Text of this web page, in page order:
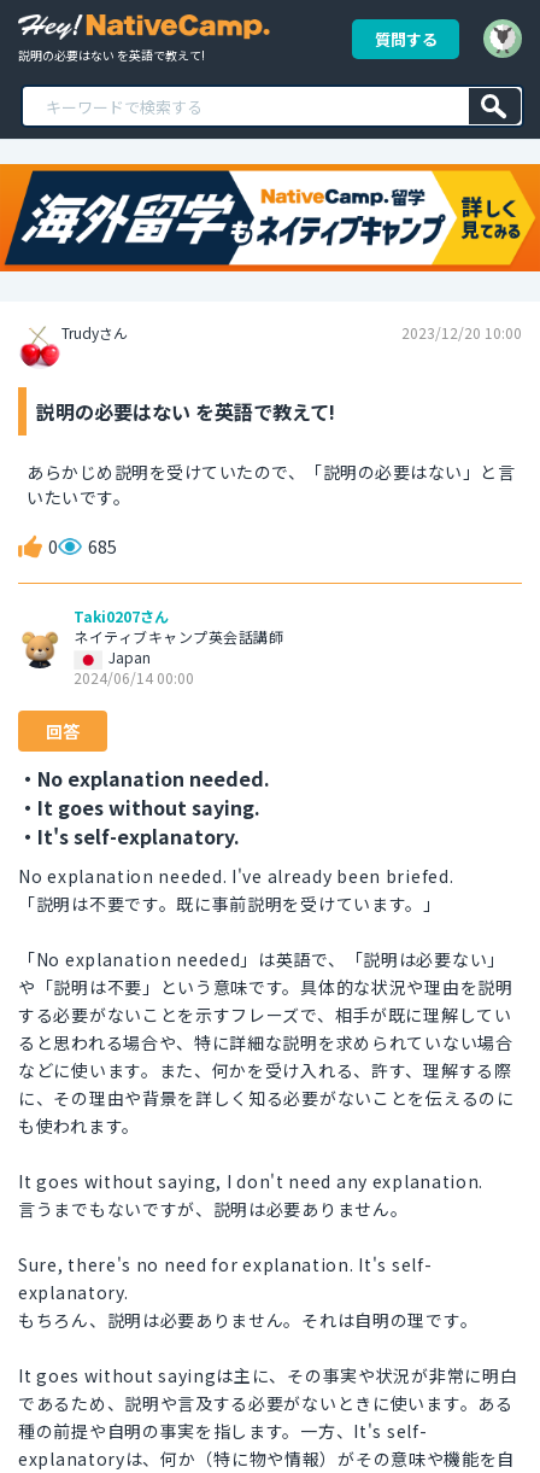
説明の必要はない を英語で教えて!
質問する
Trudyさん 2023/12/20 10:00
説明の必要はない を英語で教えて!
あらかじめ説明を受けていたので、「説明の必要はない」と言
いたいです。
0 685
Taki0207さん
ネイティブキャンプ英会話講師
Japan
2024/06/14 00:00
回答
・No explanation needed.
・It goes without saying.
・It's self-explanatory.
No explanation needed. I've already been briefed.
「説明は不要です。既に事前説明を受けています。」
「No explanation needed」は英語で、「説明は必要ない」
や「説明は不要」という意味です。具体的な状況や理由を説明
する必要がないことを示すフレーズで、相手が既に理解してい
ると思われる場合や、特に詳細な説明を求められていない場合
などに使います。また、何かを受け入れる、許す、理解する際
に、その理由や背景を詳しく知る必要がないことを伝えるのに
も使われます。
It goes without saying, I don't need any explanation.
言うまでもないですが、説明は必要ありません。
Sure, there's no need for explanation. It's self-
explanatory.
もちろん、説明は必要ありません。それは自明の理です。
It goes without sayingは主に、その事実や状況が非常に明白
であるため、説明や言及する必要がないときに使います。ある
種の前提や自明の事実を指します。一方、It's self-
explanatoryは、何か（特に物や情報）がその意味や機能を自